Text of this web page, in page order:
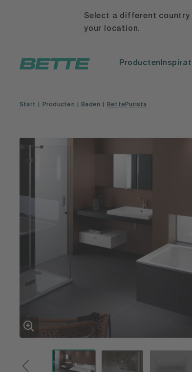
Select a different
your location.
Producten
Start Producten Baden BettePurista